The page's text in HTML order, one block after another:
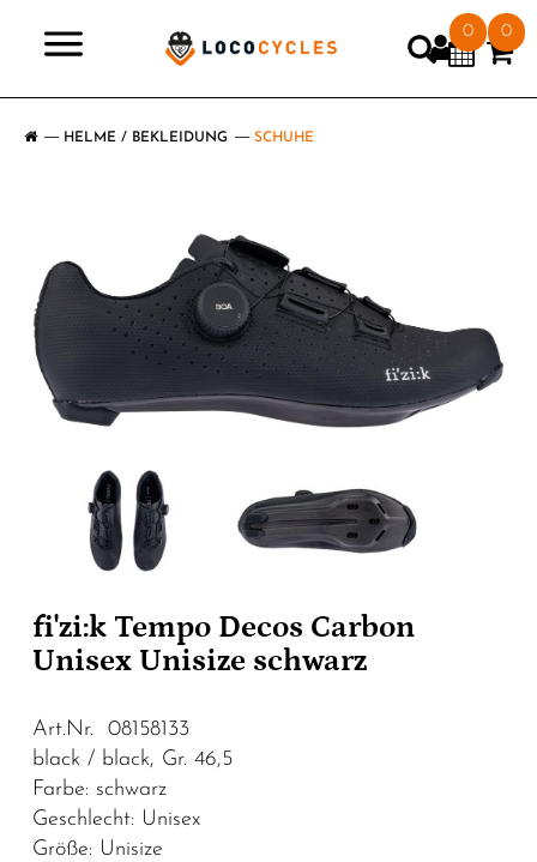
0 0
HELME / BEKLEIDUNG SCHUHE
fi'zi:k Tempo Decos Carbon
Unisex Unisize schwarz
Art.Nr. 08158133
black / black, Gr. 46,5
Farbe: schwarz
Geschlecht: Unisex
Größe: Unisize